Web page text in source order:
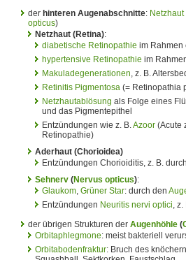
der hinteren Augenabschnitte: Netzhaut
opticus)
Netzhaut (Retina):
diabetische Retinopathie im Rahmen
hypertensive Retinopathie im
Makuladegenerationen, z. B.
Retinitis Pigmentosa (= Retinopathia
Netzhautablösung als Folge eines
und das Pigmentepithel
Entzündungen wie z. B.Azoor (Acute
Retinopathie)
Aderhaut (Chorioidea)
Entzündungen Chorioiditis, z. B. durch
Sehnerv (Nervus opticus):
Glaukom, Grüner Star: durch den
Entzündungen Neuritis nervi optici, z.
der übrigen Strukturen der Augenhöhle (
Orbitaphlegmone: meist bakteriell
Orbitabodenfraktur: Bruch des